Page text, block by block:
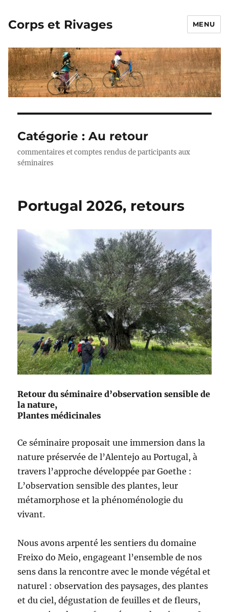
Corps et Rivages MENU
Catégorie :Au retour
commentaires et comptes rendus de participants aux
séminaires
Portugal 2026, retours
Retour du séminaire d’observation sensible de
la nature,
Plantes médicinales
Ce séminaire proposait une immersion dans la
nature préservée de l’Alentejo au Portugal, à
travers l’approche développée par Goethe :
L’observation sensible des plantes, leur
métamorphose et la phénoménologie du
vivant.
Nous avons arpenté les sentiers du domaine
Freixo do Meio, engageant l’ensemble de nos
sens dans la rencontre avec le monde végétal et
naturel : observation des paysages, des plantes
et du ciel, dégustation de feuilles et de fleurs,